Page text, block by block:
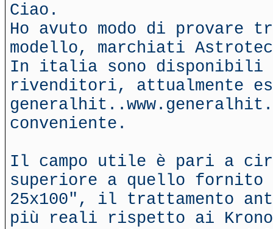
Ciao.
Ho avuto modo di provare
modello, marchiati
In italia sono disponibili
rivenditori, attualmente
conveniente.
Il campo utile è pari a
superiore a quello
25x100", il trattamento
più reali rispetto ai